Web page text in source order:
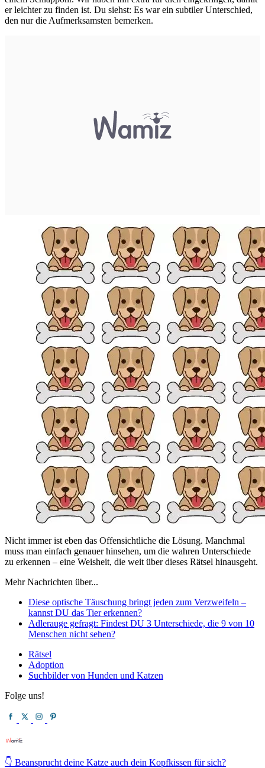
er leichter zu finden ist. Du siehst: Es war ein subtiler Unterschied,
den nur die Aufmerksamsten bemerken.
Nicht immer ist eben das Offensichtliche die Lösung. Manchmal
muss man einfach genauer hinsehen, um die wahren Unterschiede
zu erkennen – eine Weisheit, die weit über dieses Rätsel hinausgeht.
Mehr Nachrichten über...
Diese optische Täuschung bringt jeden zum Verzweifeln –
kannst DU das Tier erkennen?
Adlerauge gefragt: Findest DU 3 Unterschiede, die 9 von 10
Menschen nicht sehen?
Rätsel
Adoption
Suchbilder von Hunden und Katzen
Folge uns!
👇 Beansprucht deine Katze auch dein Kopfkissen für sich?